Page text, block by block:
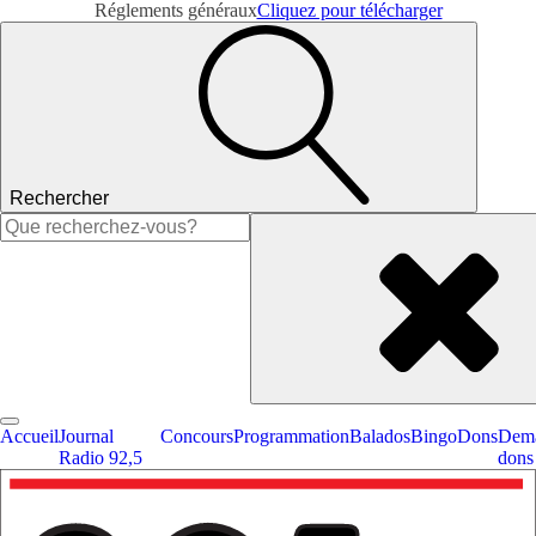
Réglements générauxCliquez pour télécharger
Rechercher
Rechercher :
AccueilJournal
Radio 92,5
ConcoursProgrammationBaladosBingoDons
dons